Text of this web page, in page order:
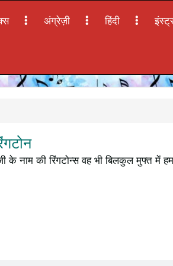
अंग्रेज़ी हिंदी
के नाम की रिंगटोन्स वह भी बिलकुल मुफ्त में